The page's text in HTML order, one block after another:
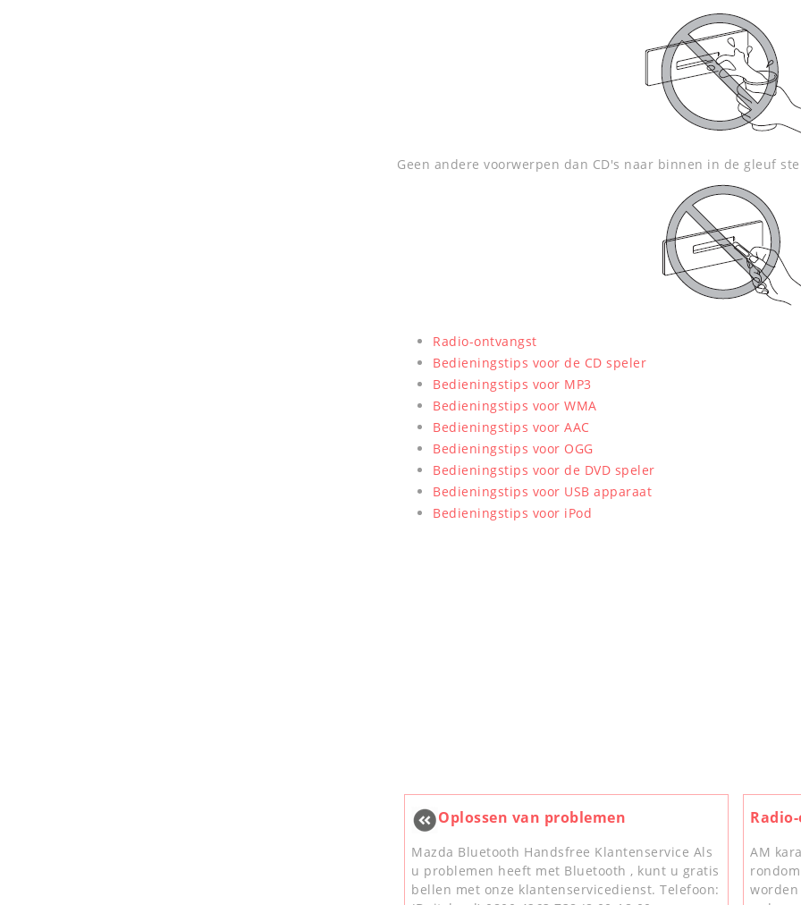
Geen andere voorwerpen dan CD's naar binnen in de gleuf
Radio-ontvangst
Bedieningstips voor de CD speler
Bedieningstips voor MP3
Bedieningstips voor WMA
Bedieningstips voor AAC
Bedieningstips voor OGG
Bedieningstips voor de DVD speler
Bedieningstips voor USB apparaat
Bedieningstips voor iPod
Oplossen van problemen
Mazda Bluetooth Handsfree Klantenservice Als
u problemen heeft met Bluetooth , kunt u gratis
bellen met onze klantenservicedienst. Telefoon:
AM